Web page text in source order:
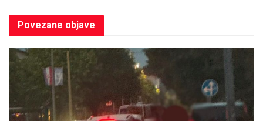
Povezane objave